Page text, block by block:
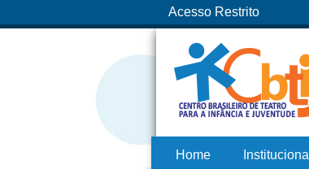
Acesso Restrito
Home Institucional